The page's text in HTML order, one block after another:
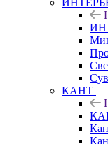
КАНТ